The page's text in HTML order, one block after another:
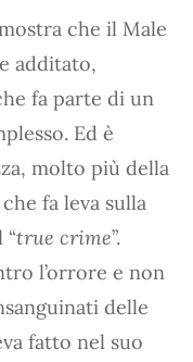
che il Male
additato,
fa parte di un
Ed è
molto più della
che fa leva sulla
“true crime”.
l’orrore e non
delle
fatto nel suo